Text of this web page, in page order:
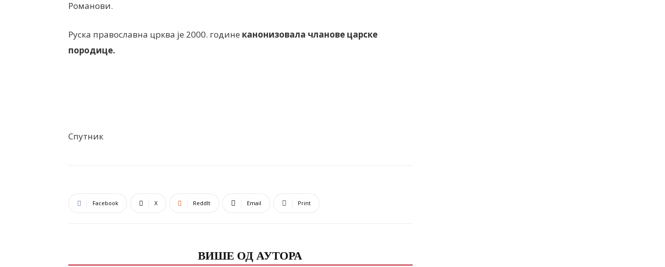
Романови.
Руска православна црква је 2000. године канонизовала чланове царске
породице.
Спутник
Facebook X ReddIt Email Print
ВИШЕ ОД АУТОРА